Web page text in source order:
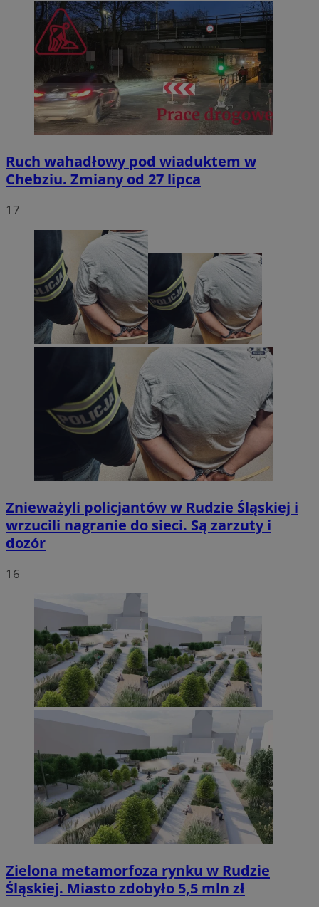
Ruch wahadłowy pod wiaduktem w
Chebziu. Zmiany od 27 lipca
17
Znieważyli policjantów w Rudzie Śląskiej i
wrzucili nagranie do sieci. Są zarzuty i
dozór
16
Zielona metamorfoza rynku w Rudzie
Śląskiej. Miasto zdobyło 5,5 mln zł